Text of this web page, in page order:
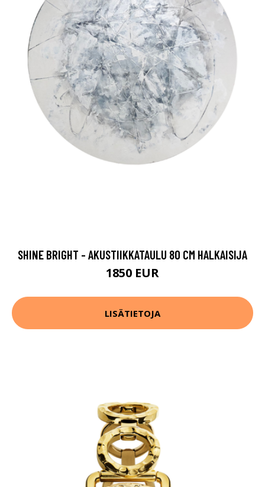
SHINE BRIGHT - AKUSTIIKKATAULU 80 CM HALKAISIJA
1850 EUR
LISÄTIETOJA